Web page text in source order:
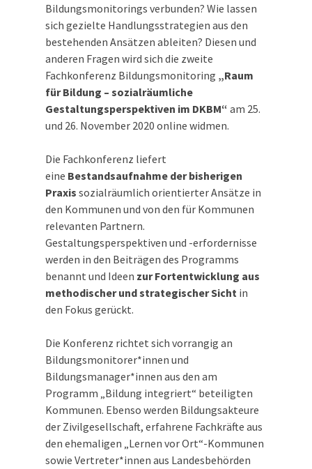
Bildungsmonitorings verbunden? Wie lassen
sich gezielte Handlungsstrategien aus den
bestehenden Ansätzen ableiten? Diesen und
anderen Fragen wird sich die zweite
Fachkonferenz Bildungsmonitoring „Raum
für Bildung – sozialräumliche
Gestaltungsperspektiven im DKBM“ am 25.
und 26. November 2020 online widmen.
Die Fachkonferenz liefert
eine Bestandsaufnahme der bisherigen
Praxis sozialräumlich orientierter Ansätze in
den Kommunen und von den für Kommunen
relevanten Partnern.
Gestaltungsperspektiven und -erfordernisse
werden in den Beiträgen des Programms
benannt und Ideen zur Fortentwicklung aus
methodischer und strategischer Sicht in
den Fokus gerückt.
Die Konferenz richtet sich vorrangig an
Bildungsmonitorer*innen und
Bildungsmanager*innen aus den am
Programm „Bildung integriert“ beteiligten
Kommunen. Ebenso werden Bildungsakteure
der Zivilgesellschaft, erfahrene Fachkräfte aus
den ehemaligen „Lernen vor Ort“-Kommunen
sowie Vertreter*innen aus Landesbehörden